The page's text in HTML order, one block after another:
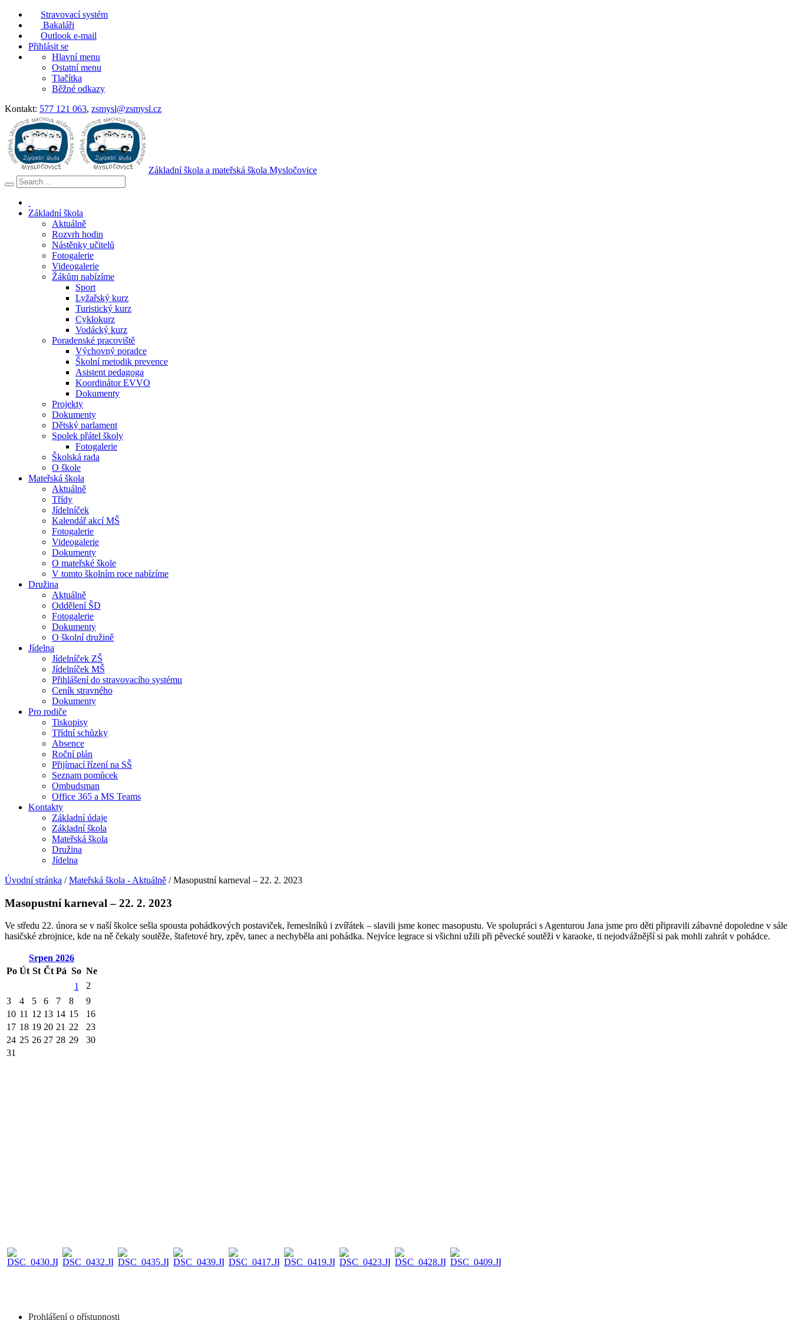
Stravovací systém
Bakaláři
Outlook e-mail
Přihlásit se
Hlavní menu
Ostatní menu
Tlačítka
Běžné odkazy
Kontakt: 577 121 063, zsmysl@zsmysl.cz
Základní škola a mateřská škola Mysločovice
Základní škola
Aktuálně
Rozvrh hodin
Nástěnky učitelů
Fotogalerie
Videogalerie
Žákům nabízíme
Sport
Lyžařský kurz
Turistický kurz
Cyklokurz
Vodácký kurz
Poradenské pracoviště
Výchovný poradce
Školní metodik prevence
Asistent pedagoga
Koordinátor EVVO
Dokumenty
Projekty
Dokumenty
Dětský parlament
Spolek přátel školy
Fotogalerie
Školská rada
O škole
Mateřská škola
Aktuálně
Třídy
Jídelníček
Kalendář akcí MŠ
Fotogalerie
Videogalerie
Dokumenty
O mateřské škole
V tomto školním roce nabízíme
Družina
Aktuálně
Oddělení ŠD
Fotogalerie
Dokumenty
O školní družině
Jídelna
Jídelníček ZŠ
Jídelníček MŠ
Přihlášení do stravovacího systému
Ceník stravného
Dokumenty
Pro rodiče
Tiskopisy
Třídní schůzky
Absence
Roční plán
Přijímací řízení na SŠ
Seznam pomůcek
Ombudsman
Office 365 a MS Teams
Kontakty
Základní údaje
Základní škola
Mateřská škola
Družina
Jídelna
Úvodní stránka /Mateřská škola - Aktuálně /Masopustní karneval – 22. 2. 2023
Masopustní karneval – 22. 2. 2023
Ve středu 22. února se v naší školce sešla spousta pohádkových postaviček, řemeslníků i zvířátek – slavili jsme konec masopustu. Ve spolupráci s Agenturou Jana jsme pro děti připravili zábavné dopoledne v sále
hasičské zbrojnice, kde na ně čekaly soutěže, štafetové hry, zpěv, tanec a nechyběla ani pohádka. Nejvíce legrace si všichni užili při pěvecké soutěži v karaoke, ti nejodvážnější si pak mohli zahrát v pohádce.
Srpen 2026
Po Út St Čt Pá So Ne
1
2
3
4 5 6 7 8
9
10 11 12 13 14 15
16
17 18 19 20 21 22
23
24 25 26 27 28 29
30
31
Prohlášení o přístupnosti